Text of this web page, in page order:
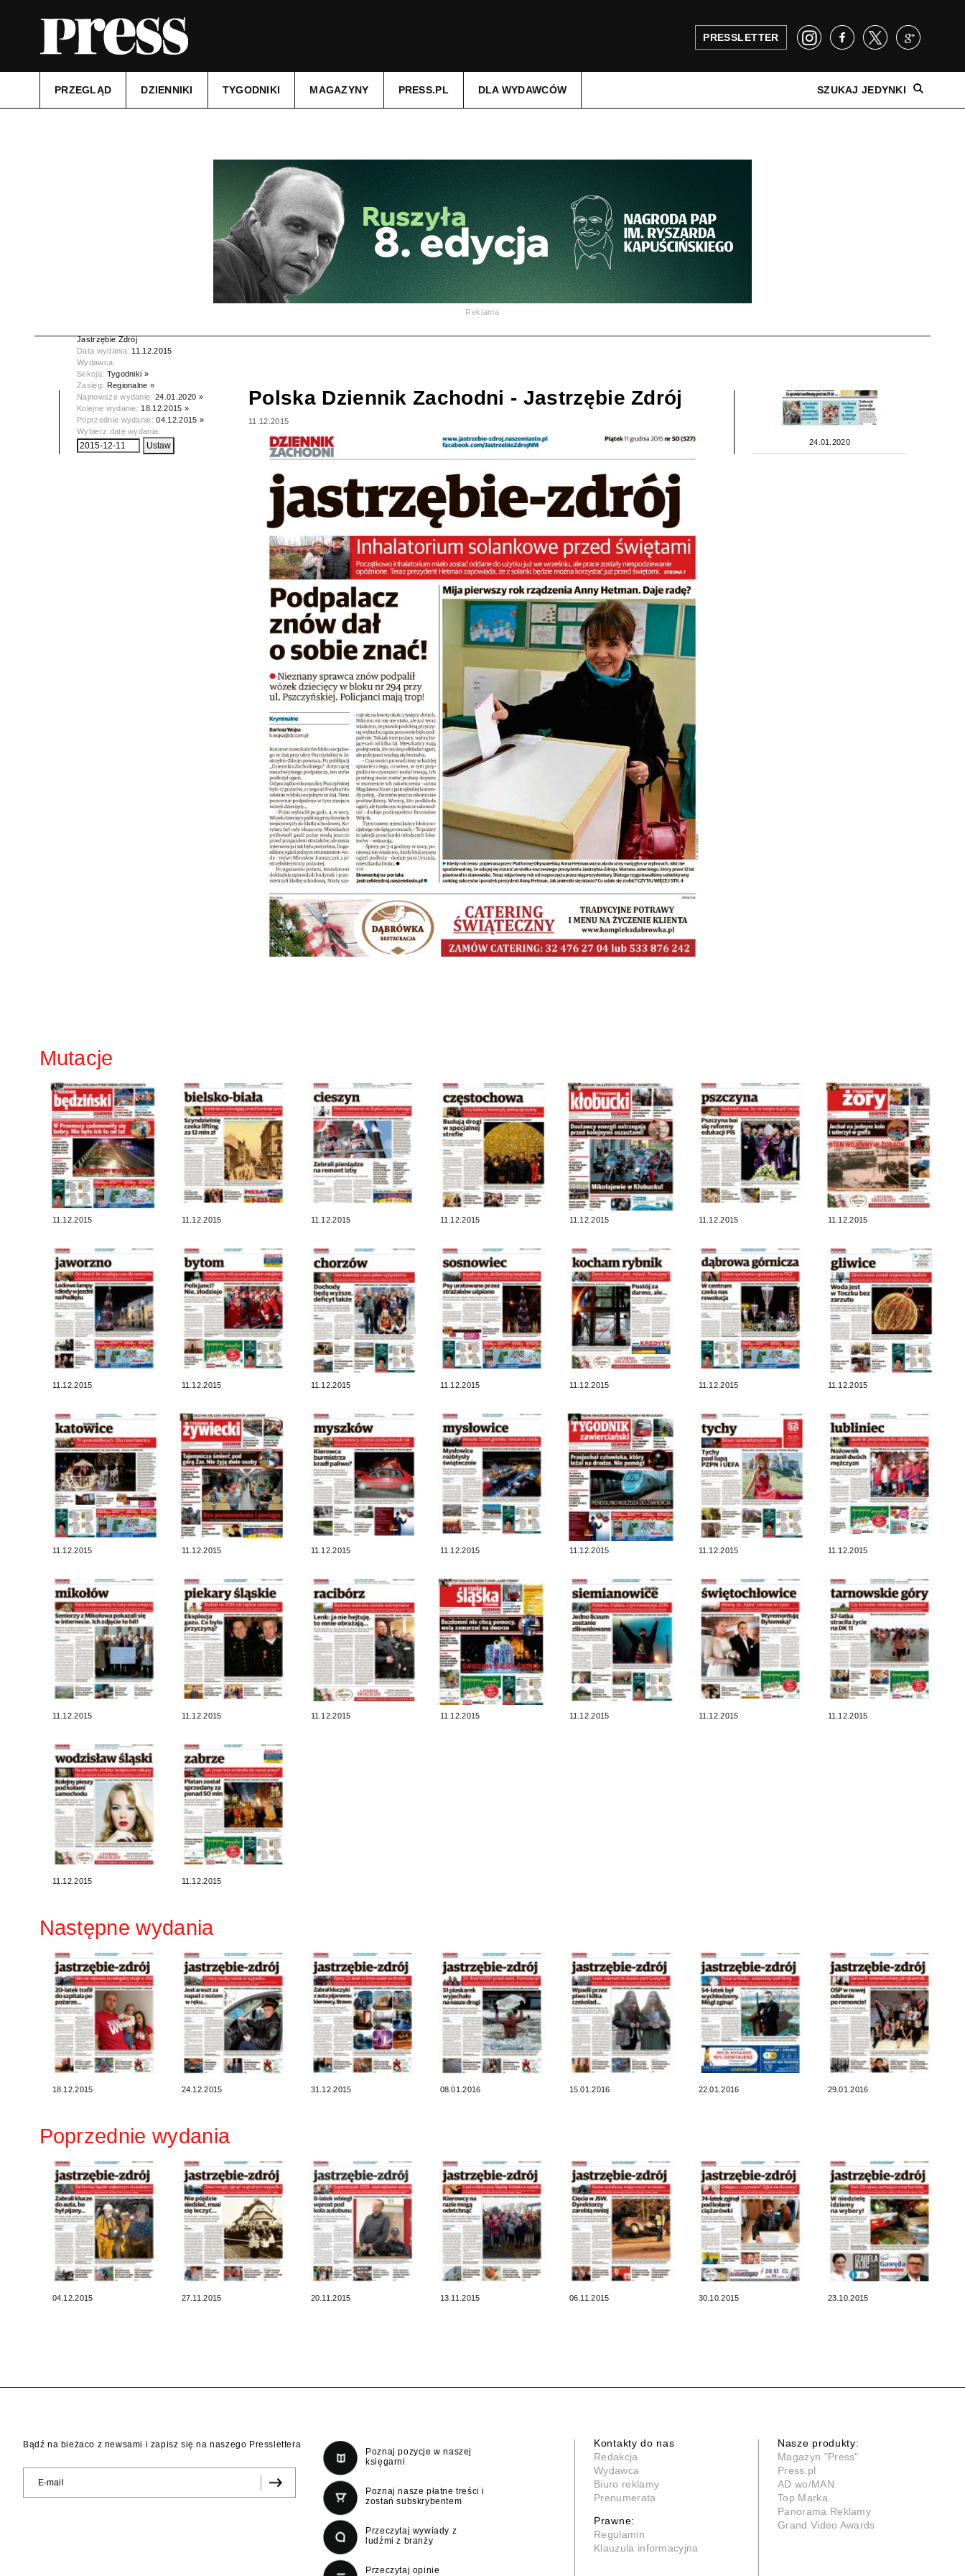
PRESSLETTER
PRZEGLĄD DZIENNIKI TYGODNIKI MAGAZYNY PRESS.PL DLA WYDAWCÓW SZUKAJ JEDYNKI
Reklama
Jastrzębie Zdrój
Data wydania: 11.12.2015
Wydawca:
Sekcja: Tygodniki »
Zasięg: Regionalne »
Najnowsze wydanie:24.01.2020 »
Kolejne wydanie: 18.12.2015 »
Poprzednie wydanie:04.12.2015 »
Wybierz datę wydania:
Polska Dziennik Zachodni - Jastrzębie Zdrój
11.12.2015
24.01.2020
Mutacje
11.12.2015 11.12.2015 11.12.2015 11.12.2015 11.12.2015 11.12.2015 11.12.2015
11.12.2015 11.12.2015 11.12.2015 11.12.2015 11.12.2015 11.12.2015 11.12.2015
11.12.2015 11.12.2015 11.12.2015 11.12.2015 11.12.2015 11.12.2015 11.12.2015
11.12.2015 11.12.2015 11.12.2015 11.12.2015 11.12.2015 11.12.2015 11.12.2015
11.12.2015 11.12.2015
Następne wydania
18.12.2015 24.12.2015 31.12.2015 08.01.2016 15.01.2016 22.01.2016 29.01.2016
Poprzednie wydania
04.12.2015 27.11.2015 20.11.2015 13.11.2015 06.11.2015 30.10.2015 23.10.2015
Bądź na bieżaco z newsami i zapisz się na naszego Presslettera
Poznaj pozycje w naszej
księgarni
Poznaj nasze płatne treści i
zostań subskrybentem
Przeczytaj wywiady z
ludźmi z branży
Przeczytaj opinie
Kontakty do nas
Redakcja
Wydawca
Biuro reklamy
Prenumerata
Prawne:
Regulamin
Klauzula informacyjna
Nasze produkty:
Magazyn "Press"
Press.pl
AD wo/MAN
Top Marka
Panorama Reklamy
Grand Video Awards